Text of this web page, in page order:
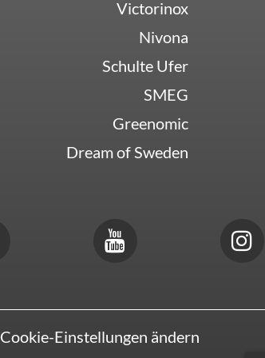
Victorinox
Nivona
Schulte Ufer
SMEG
Greenomic
Dream of Sweden
Cookie-Einstellungen ändern